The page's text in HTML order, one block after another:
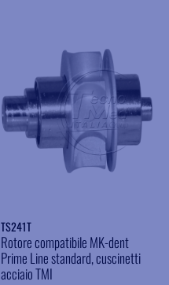
TS241T
Rotore compatibile MK-dent
Prime Line standard, cuscinetti
acciaio TMI